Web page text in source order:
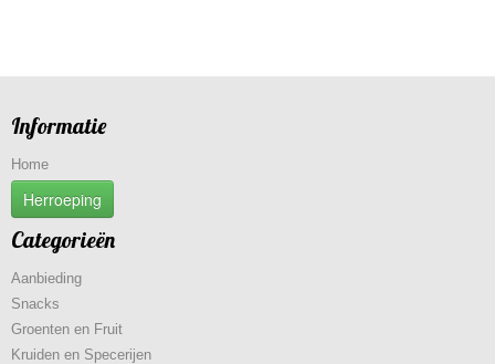
Informatie
Home
Herroeping
Categorieën
Aanbieding
Snacks
Groenten en Fruit
Kruiden en Specerijen